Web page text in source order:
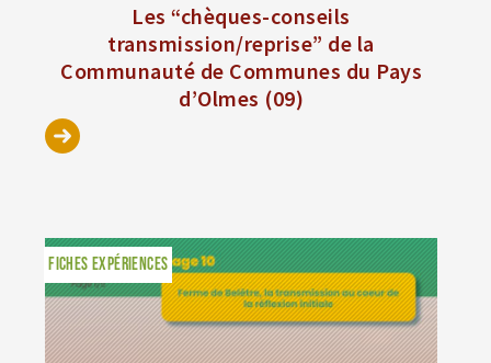
Les “chèques-conseils
transmission/reprise” de la
Communauté de Communes du Pays
d’Olmes (09)
FICHES EXPÉRIENCES